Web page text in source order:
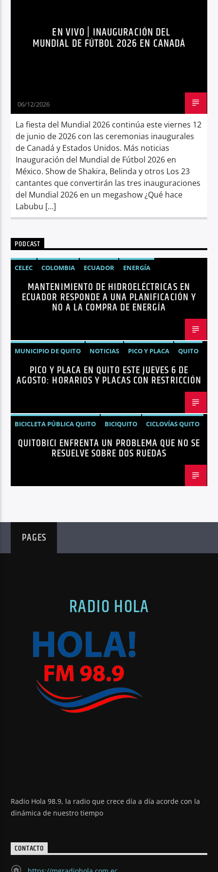
MICHAEL BUBLÉ
NOTICIAS TENDENCIAS
EN VIVO | INAUGURACIÓN DEL
MUNDIAL DE FÚTBOL 2026 EN CANADÁ
06/12/2026
La fiesta del Mundial 2026 continúa este viernes 12
de junio de 2026 con las ceremonias inaugurales
de Canadá y Estados Unidos. Más noticias
Inauguración del Mundial de Fútbol 2026 en
México. Show de Shakira, Belinda y otros Los 23
cantantes que convertirán las tres inauguraciones
del Mundial 2026 en un megashow ¿Qué hace
Labubu […]
PODCAST
CELEC COLOMBIA ECUADOR
ENERGÍA
HIDROELÉCTRICAS
NOTICIAS
MANTENIMIENTO DE HIDROELÉCTRICAS EN
ECUADOR RESPONDE A UNA PLANIFICACIÓN Y
NO A LA COMPRA DE ENERGÍA
MUNICIPIO DE QUITO NOTICIAS PICO Y PLACA QUITO
PICO Y PLACA EN QUITO ESTE JUEVES 6 DE
AGOSTO: HORARIOS Y PLACAS CON RESTRICCIÓN
BICICLETA PÚBLICA QUITO BICIQUITO
CICLOVÍAS QUITO
EDITORIAL
METRO DE QUITO BICICLETA
MOVILIDAD ACTIVA QUITO
MOVILIDAD SOSTENIBLE QUITO
QUITOBICI ENFRENTA UN PROBLEMA QUE NO SE
RESUELVE SOBRE DOS RUEDAS
PAGES
RADIO HOLA
Radio Hola 98.9, la radio que crece día a día acorde con la
dinámica de nuestro tiempo
CONTACTO